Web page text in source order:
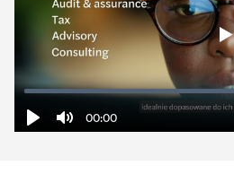
Play
00:00
Mute
Play